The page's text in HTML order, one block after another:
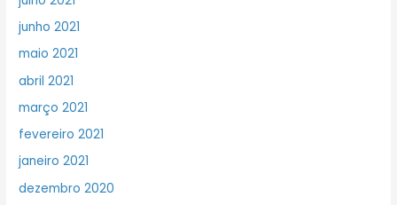
junho 2021
maio 2021
abril 2021
março 2021
fevereiro 2021
janeiro 2021
dezembro 2020